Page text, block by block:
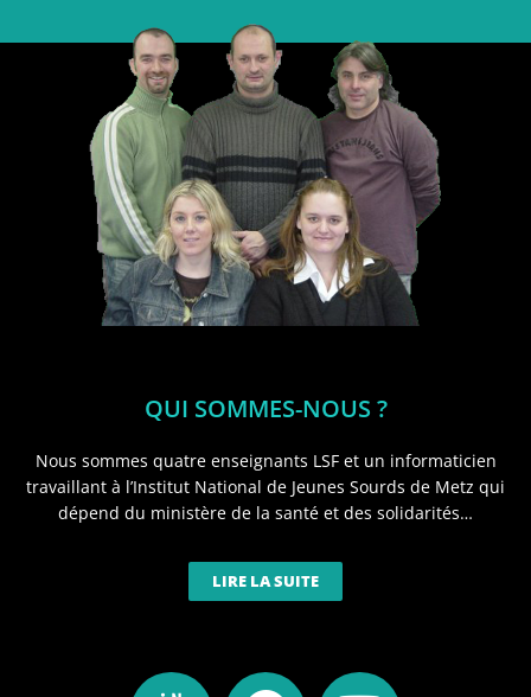
QUI SOMMES-NOUS ?
Nous sommes quatre enseignants LSF et un informaticien
travaillant à l’Institut National de Jeunes Sourds de Metz qui
dépend du ministère de la santé et des solidarités…
LIRE LA SUITE